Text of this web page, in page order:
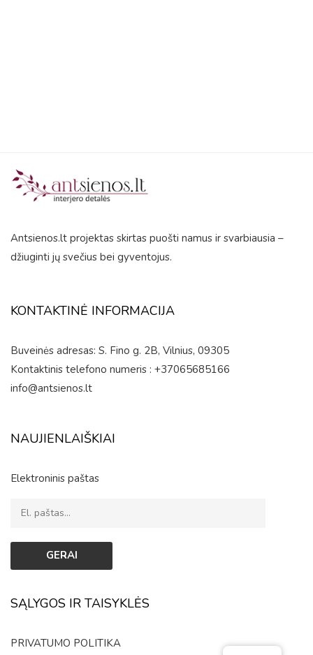
Antsienos.lt projektas skirtas puošti namus ir svarbiausia –
džiuginti jų svečius bei gyventojus.
KONTAKTINĖ INFORMACIJA
Buveinės adresas: S. Fino g. 2B, Vilnius, 09305
Kontaktinis telefono numeris : +37065685166
info@antsienos.lt
NAUJIENLAIŠKIAI
Elektroninis paštas
SĄLYGOS IR TAISYKLĖS
PRIVATUMO POLITIKA